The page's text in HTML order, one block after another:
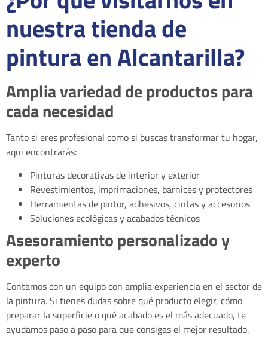
nuestra tienda de
pintura en Alcantarilla?
Amplia variedad de productos para
cada necesidad
Tanto si eres profesional como si buscas transformar tu hogar,
aquí encontrarás:
Pinturas decorativas de interior y exterior
Revestimientos, imprimaciones, barnices y protectores
Herramientas de pintor, adhesivos, cintas y accesorios
Soluciones ecológicas y acabados técnicos
Asesoramiento personalizado y
experto
Contamos con un equipo con amplia experiencia en el sector de
la pintura. Si tienes dudas sobre qué producto elegir, cómo
preparar la superficie o qué acabado es el más adecuado, te
ayudamos paso a paso para que consigas el mejor resultado.